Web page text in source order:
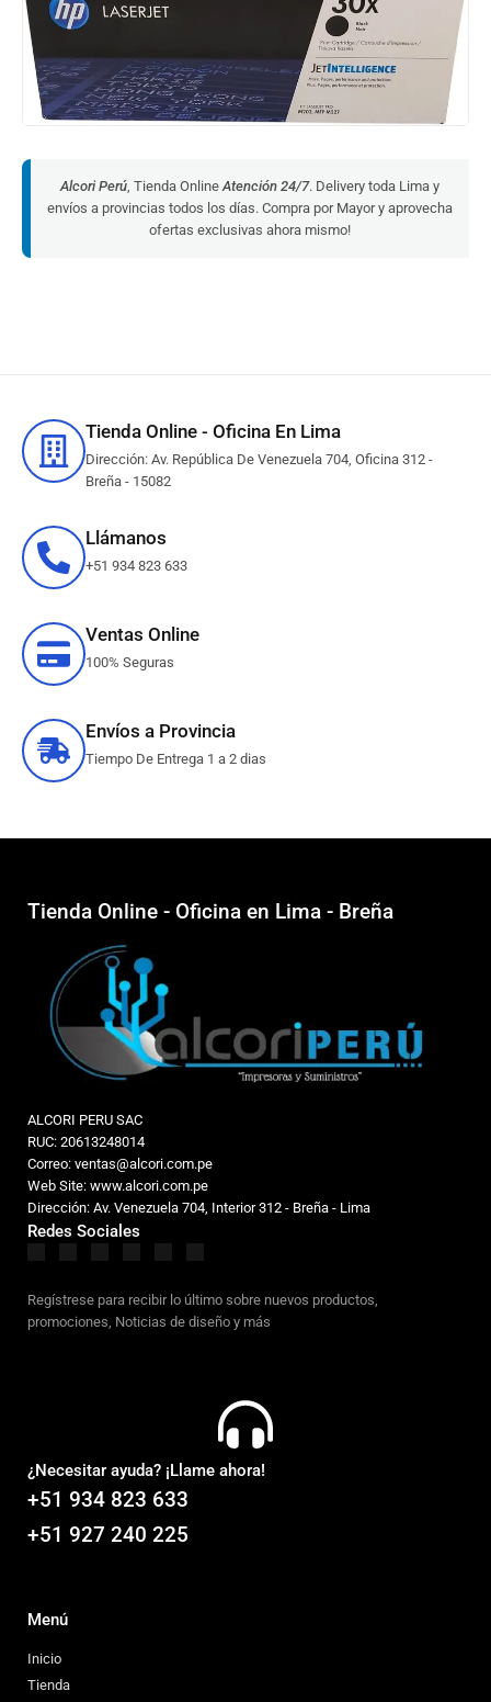
Alcori Perú, Tienda OnlineAtención 24/7. Delivery toda Lima y
envíos a provincias todos los días. Compra por Mayor y aprovecha
ofertas exclusivas ahora mismo!
Tienda Online - Oficina En Lima
Dirección: Av. República De Venezuela 704, Oficina 312 -
Breña - 15082
Llámanos
+51 934 823 633
Ventas Online
100% Seguras
Envíos a Provincia
Tiempo De Entrega 1 a 2 dias
Tienda Online - Oficina en Lima - Breña
ALCORI PERU SAC
RUC: 20613248014
Correo: ventas@alcori.com.pe
Web Site: www.alcori.com.pe
Dirección: Av. Venezuela 704, Interior 312 - Breña - Lima
Redes Sociales
Regístrese para recibir lo último sobre nuevos productos,
promociones, Noticias de diseño y más
¿Necesitar ayuda? ¡Llame ahora!
+51 934 823 633
+51 927 240 225
Menú
Inicio
Tienda